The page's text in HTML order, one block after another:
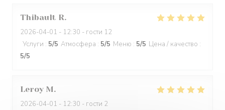
Thibault R
2026-04-01 - 12:30 - гости 12
Услуги : 5/5 Атмосфера : 5/5 Меню : 5/5 Цена / качество :
5/5
Leroy M
2026-04-01 - 12:30 - гости 2